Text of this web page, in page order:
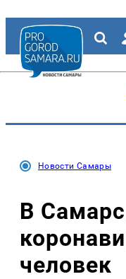
Новости Самары
В
человек